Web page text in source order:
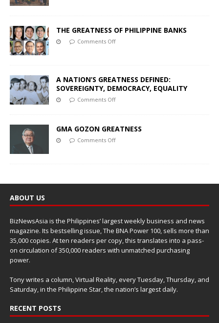
THE GREATNESS OF PHILIPPINE BANKS
Comments Off
A NATION’S GREATNESS DEFINED:
SOVEREIGNTY, DEMOCRACY, EQUALITY
Comments Off
GMA GOZON GREATNESS
Comments Off
ABOUT US
BizNewsAsia is the Philippines’ largest weekly business and news
magazine. Its bestselling issue, The BNA Power 100, sells more than
35,000 copies. At ten readers per copy, this translates into a pass-
on circulation of 350,000 readers with unmatched purchasing
power.
Tony writes a column, Virtual Reality, every Tuesday, Thursday, and
Saturday, in the Philippine Star, the nation’s largest daily.
RECENT POSTS